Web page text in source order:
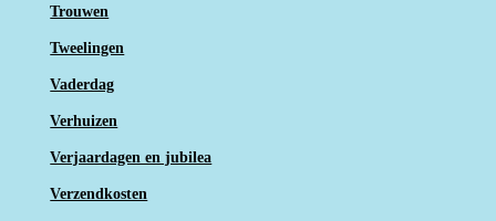
Trouwen
Tweelingen
Vaderdag
Verhuizen
Verjaardagen en jubilea
Verzendkosten